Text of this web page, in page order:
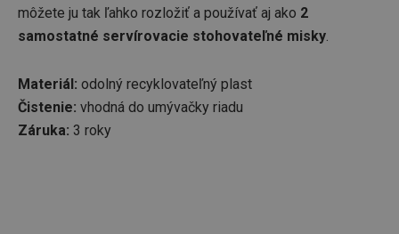
môžete ju tak ľahko rozložiť a používať aj ako 2
samostatné servírovacie stohovateľné misky
Materiál: odolný recyklovateľný plast
Čistenie: vhodná do umývačky riadu
Záruka: 3 roky